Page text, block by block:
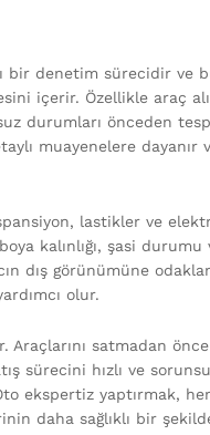
bir denetim sürecidir ve
içerir. Özellikle araç
durumları önceden
muayenelere dayanır
lastikler ve
kalınlığı, şasi
dış görünümüne
olur.
satmadan
sürecini hızlı ve
ekspertiz yaptırmak,
daha sağlıklı bir